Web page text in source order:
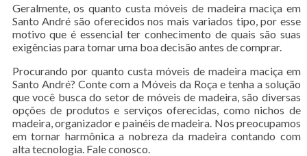
Geralmente, os quanto custa móveis de madeira maciça em
Santo André são oferecidos nos mais variados tipo, por esse
motivo que é essencial ter conhecimento de quais são suas
exigências para tomar uma boa decisão antes de comprar.
Procurando por quanto custa móveis de madeira maciça em
Santo André? Conte com a Móveis da Roça e tenha a solução
que você busca do setor de móveis de madeira, são diversas
opções de produtos e serviços oferecidas, como nichos de
madeira, organizador e painéis de madeira. Nos preocupamos
em tornar harmônica a nobreza da madeira contando com
alta tecnologia. Fale conosco.